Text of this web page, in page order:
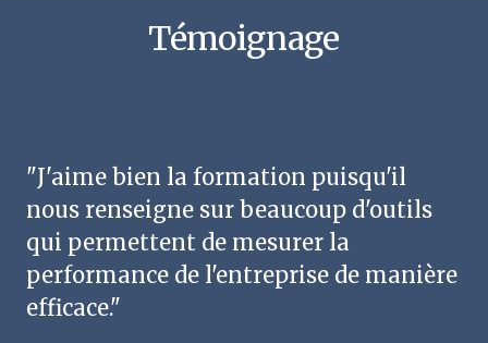
Témoignage
"J'aime bien la formation puisqu'il
nous renseigne sur beaucoup d'outils
qui permettent de mesurer la
performance de l'entreprise de manière
efficace."